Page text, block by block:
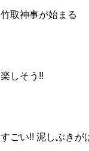
竹取神事が始まる
楽しそう!!
すごい!! 泥しぶきが